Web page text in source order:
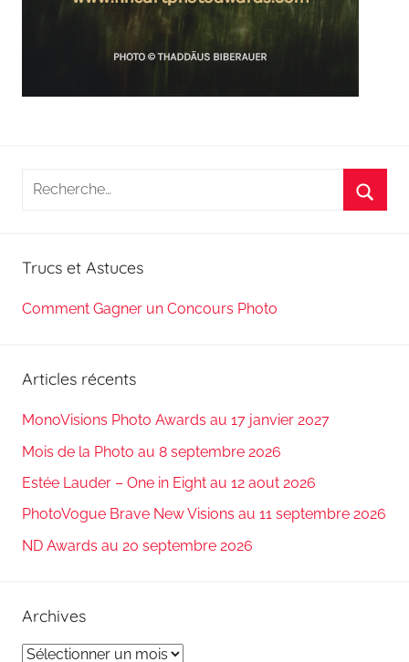
Recherche
Trucs et Astuces
Comment Gagner un Concours Photo
Articles récents
MonoVisions Photo Awards au 17 janvier 2027
Mois de la Photo au 8 septembre 2026
Estée Lauder – One in Eight au 12 aout 2026
PhotoVogue Brave New Visions au 11 septembre 2026
ND Awards au 20 septembre 2026
Archives
Archives